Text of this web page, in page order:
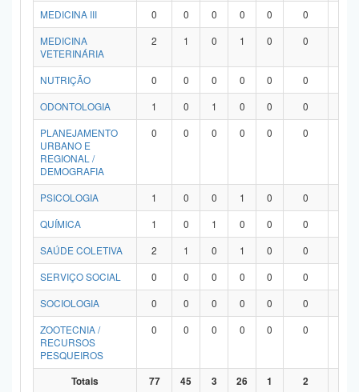
MEDICINA III
0 0 0 0 0 0
MEDICINA
VETERINÁRIA
2 1 0 1 0 0
NUTRIÇÃO 0 0 0 0 0 0
ODONTOLOGIA
1 0 1 0 0 0
PLANEJAMENTO
URBANO E
REGIONAL /
DEMOGRAFIA
0 0 0 0 0 0
PSICOLOGIA 1 0 0 1 0 0
QUÍMICA
1 0 1 0 0 0
SAÚDE COLETIVA
2 1 0 1 0 0
SERVIÇO SOCIAL
0 0 0 0 0 0
SOCIOLOGIA
0 0 0 0 0 0
ZOOTECNIA /
RECURSOS
PESQUEIROS
0 0 0 0 0 0
Totais 77 45 3 26 1 2